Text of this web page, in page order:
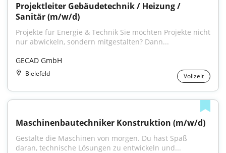
Projektleiter Gebäudetechnik / Heizung /
Sanitär (m/w/d)
Projekte für Energie & Technik Sie möchten Projekte nicht
nur abwickeln, sondern mitgestalten? Dann...
GECAD GmbH
Bielefeld Vollzeit
Maschinenbautechniker Konstruktion (m/w/d)
Gestalte die Maschinen von morgen. Du hast Spaß
daran, technische Lösungen zu entwickeln und...